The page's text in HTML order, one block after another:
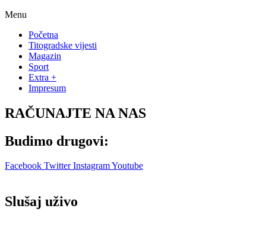
Menu
Početna
Titogradske vijesti
Magazin
Sport
Extra +
Impresum
RAČUNAJTE NA NAS
Budimo drugovi:
Facebook Twitter InstagramYoutube
Slušaj uživo